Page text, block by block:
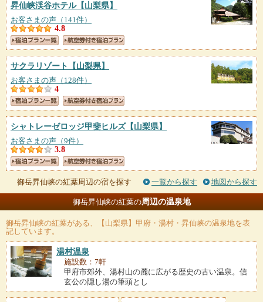
昇仙峡渓谷ホテル【山梨県】
お客さまの声（141件）
4.8
サクラリゾート 【山梨県】
お客さまの声（128件）
4
シャトレーゼロッジ甲斐ヒルズ【山梨県】
お客さまの声（9件）
3.8
御岳昇仙峡の紅葉周辺の宿を探す 一覧から探す 地図から探す
御岳昇仙峡の紅葉の周辺の温泉地
御岳昇仙峡の紅葉がある、【山梨県】甲府・湯村・昇仙峡の温泉地を表
記しています。
湯村温泉
施設数：7軒
甲府市郊外、湯村山の麓に広がる歴史の古い温泉。信
玄公の隠し湯の筆頭とし